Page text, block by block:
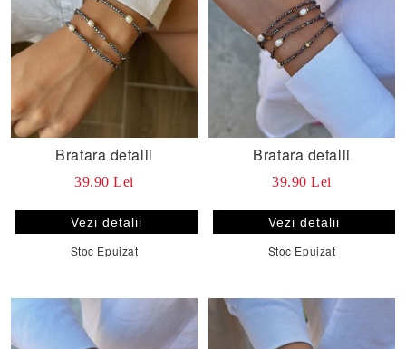
Bratara detalii
39.90 Lei
Vezi detalii
Stoc Epuizat
Bratara detalii
39.90 Lei
Vezi detalii
Stoc Epuizat